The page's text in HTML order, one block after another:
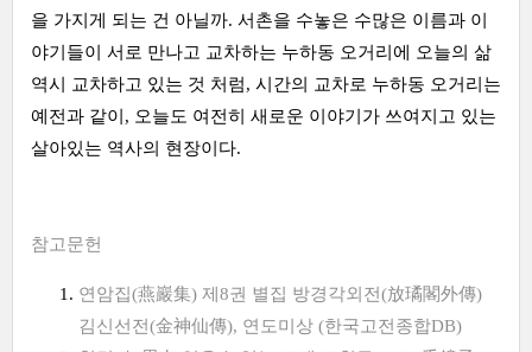
을 가지게 되는 건 아닐까. 서촌을 수놓은 수많은 이름과 이
야기들이 서로 만나고 교차하는 누하동 오거리에 오늘의 삶
역시 교차하고 있는 것 처럼, 시간의 교차로 누하동 오거리는
예전과 같이, 오늘도 여전히 새로운 이야기가 쓰여지고 있는
살아있는 역사의 현장이다.
참고문헌
연암집(燕巖集) 제8권 별집 방경각외전(放璚閣外傳)
김신선전(金神仙傳), 연도미상 (한국고전종합DB)